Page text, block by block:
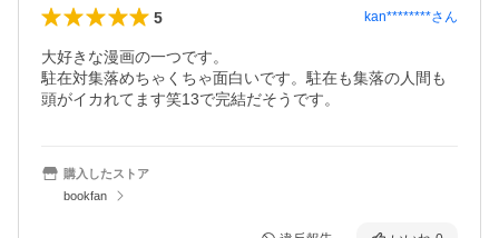
5 kan********さん
大好きな漫画の一つです。
駐在対集落めちゃくちゃ面白いです。駐在も集落の人間も
頭がイカれてます笑13で完結だそうです。
購入したストア
bookfan